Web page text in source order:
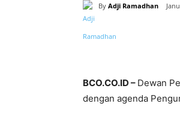
By Adji Ramadhan
Bagikan
BCO.CO.ID – Dewan
dengan agenda